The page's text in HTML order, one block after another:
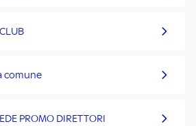
comune
PROMO DIRETTORI